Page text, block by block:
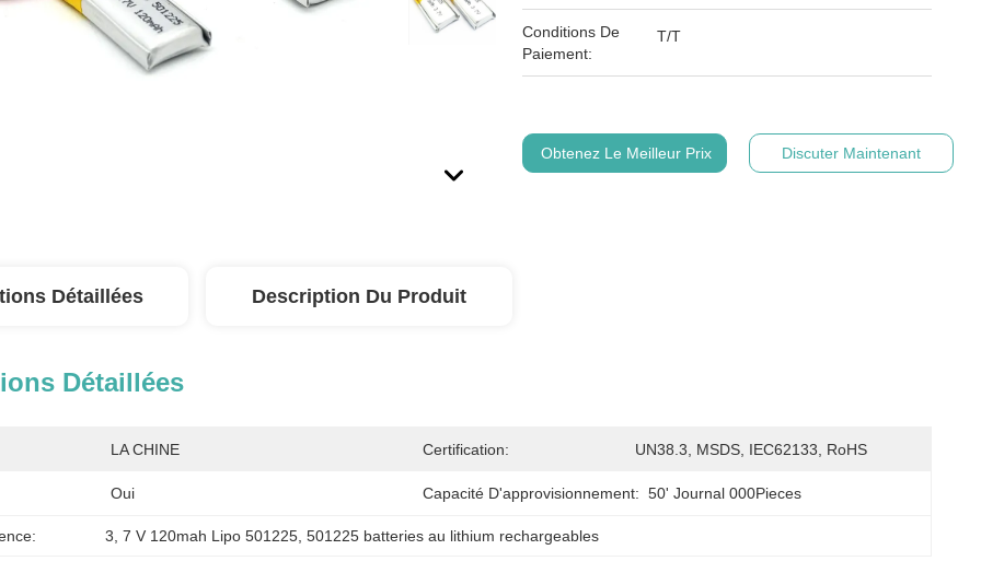
Conditions De
Paiement:
T/T
Obtenez Le Meilleur Prix Discuter Maintenant
Détaillées Description Du Produit
Détaillées
LA CHINE Certification: UN38.3, MSDS, IEC62133, RoHS
Oui Capacité D'approvisionnement: 50' Journal 000Pieces
3 7 V 120mah Lipo 501225, 501225 batteries au lithium rechargeables